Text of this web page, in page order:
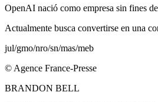
OpenAI nació como empresa sin fines
Actualmente busca convertirse en una
jul/gmo/nro/sn/mas/meb
© Agence France-Presse
BRANDON BELL